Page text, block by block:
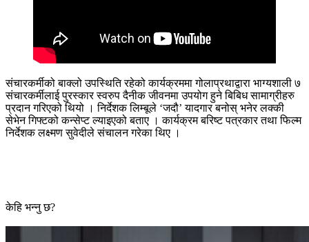
संचारकर्मीको बाक्लो उपस्थिति रहेको कार्यक्रममा गोलाप्रथाद्वारा भाग्यशाली ७
संचारकर्मीलाई पुरस्कार स्वरुप दैनीक जीवनमा उपयोग हुने बिबिध सामाग्रीहरु
प्रदान गरिएको थियो । निर्देशक लिम्बूले ‘जदौ’ यादगार बनोस् भनेर लक्की
सेभेन गिफ्टको कन्सेप्ट ल्याइएको बताए । कार्यक्रम बरिष्ट पत्रकार तथा फिल्म
निर्देशक लक्ष्मण सुवेदीले संचालन गरेका थिए ।
केहि भन्नु छ?